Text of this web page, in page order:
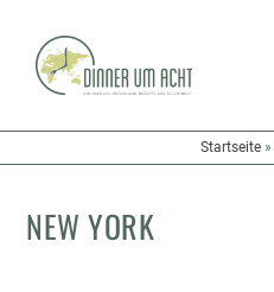
Startseite»
NEW YORK